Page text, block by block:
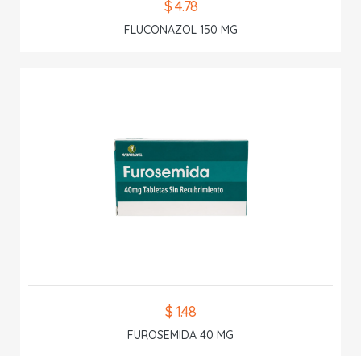
$ 4.78
FLUCONAZOL 150 MG
$ 1.48
FUROSEMIDA 40 MG